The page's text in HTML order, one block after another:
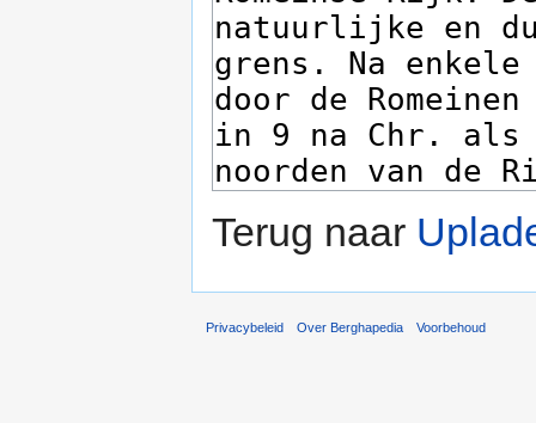
Terug naar
Privacybeleid Over Berghapedia Voorbehoud